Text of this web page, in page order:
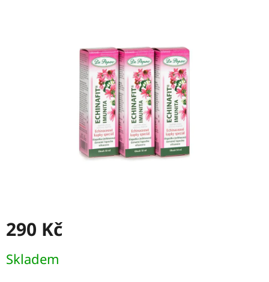
290 Kč
cena:
Skladem